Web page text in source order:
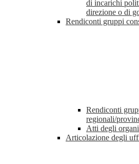
di incarichi
direzione o di
Rendiconti gruppi
Rendiconti
regionali/
Atti degli
Articolazione degli